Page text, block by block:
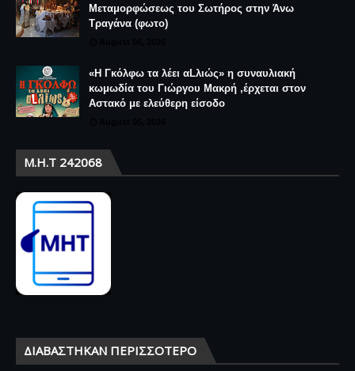
Μεταμορφώσεως του Σωτήρος στην Άνω
Τραγάνα (φωτο)
«Η Γκόλφω τα λέει αLλιώς» η συναυλιακή
κωμωδία του Γιώργου Μακρή ,έρχεται στον
Αστακό με ελεύθερη είσοδο
Μ.Η.Τ 242068
ΔΙΑΒΆΣΤΗΚΑΝ ΠΕΡΙΣΣΌΤΕΡΟ